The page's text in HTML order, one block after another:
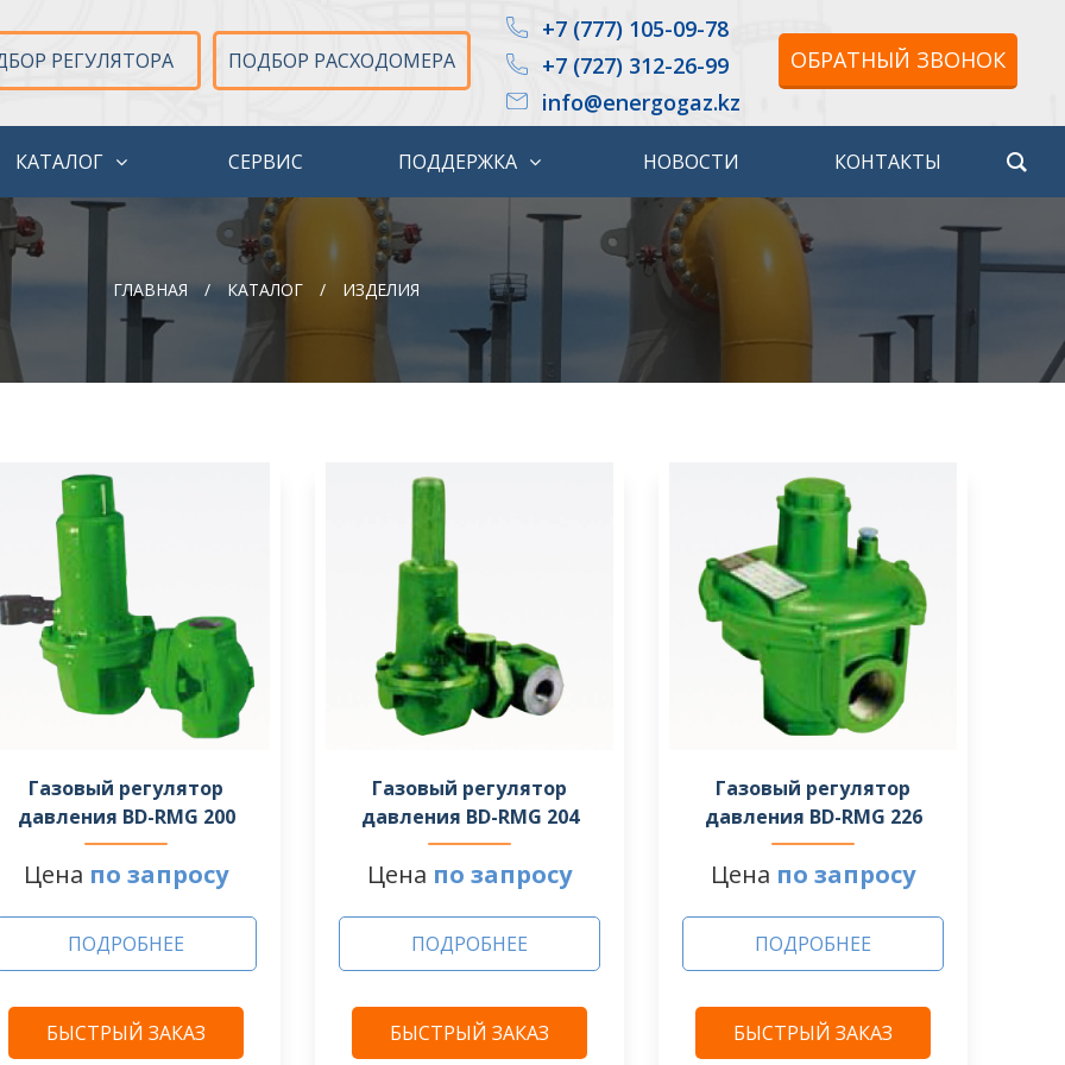
РЕГУЛЯТОРА ПОДБОР РАСХОДОМЕРА
+7 (777) 105-09-78
+7 (727) 312-26-99
info@energogaz.kz
ОБРАТНЫЙ ЗВОНОК
КАТАЛОГ СЕРВИС ПОДДЕРЖКА НОВОСТИ КОНТАКТЫ
ГЛАВНАЯ / КАТАЛОГ / ИЗДЕЛИЯ
Газовый регулятор
давления BD-RMG 200
Цена по запросу
ПОДРОБНЕЕ
БЫСТРЫЙ ЗАКАЗ
Газовый регулятор
давления BD-RMG 204
Цена по запросу
ПОДРОБНЕЕ
БЫСТРЫЙ ЗАКАЗ
Газовый регулятор
давления BD-RMG 226
Цена по запросу
ПОДРОБНЕЕ
БЫСТРЫЙ ЗАКАЗ